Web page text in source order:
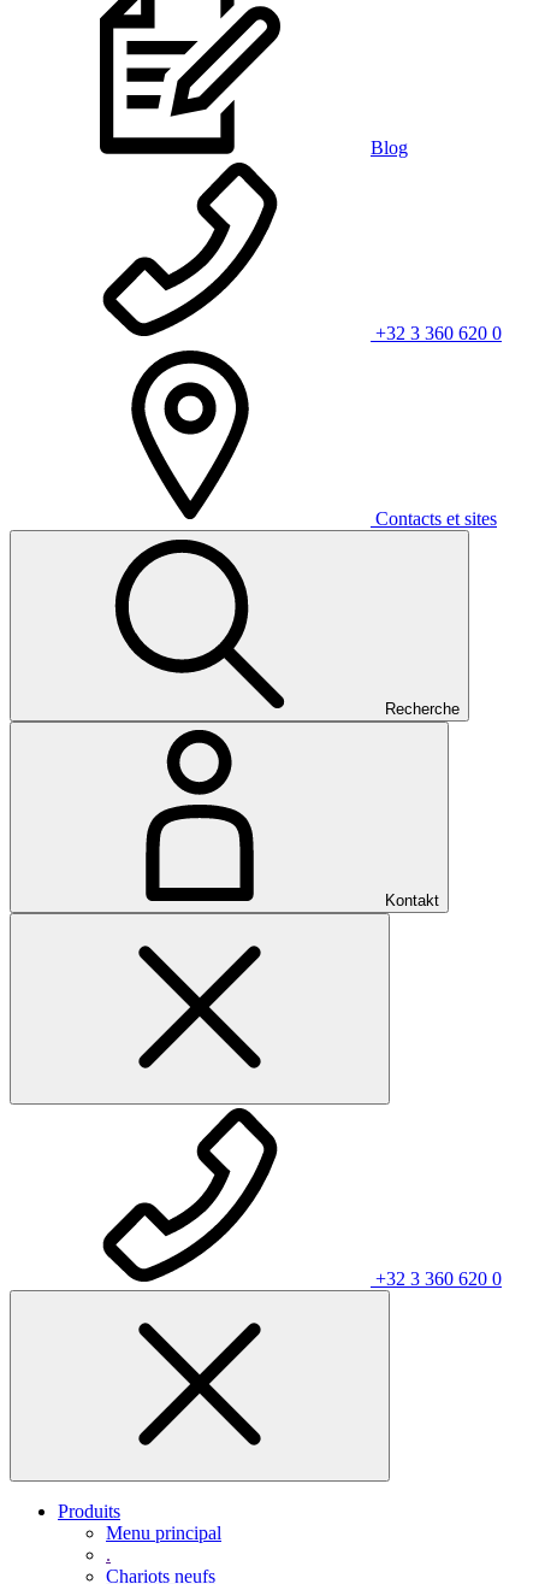
Blog
+32 3 360 620 0
Contacts et sites
Recherche
Kontakt
+32 3 360 620 0
Produits
Menu principal
.
Chariots neufs